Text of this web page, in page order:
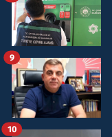
9
10